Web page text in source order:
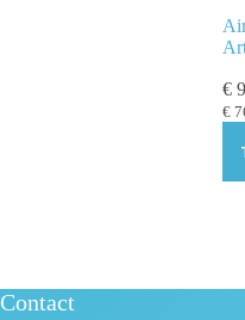
€
€
Contact